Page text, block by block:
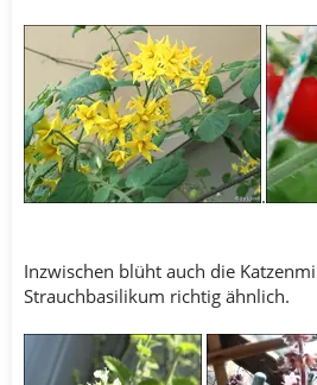
.
Inzwischen blüht auch die
Strauchbasilikum richtig ähnlich.